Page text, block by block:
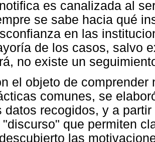
es canalizada al
se sabe hacia qué
en las
de los casos, salvo
no existe un
el objeto de
comunes, se
datos recogidos, y a
"discurso" que permiten
las